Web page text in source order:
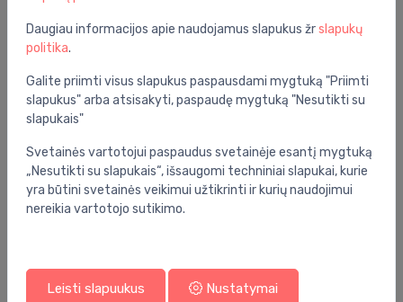
SafeStop – apsauga nuo per karšto vandens
(ribojama iki 38 °C)
QuickClean – lengvas kalkių nuosėdų pašalinimas
įbrėžimams ir lengvai valomas
Grupė: vonios kambarys
Spalva: chromas
Specifikacija
Daugiau informacijos apie naudojamus slapukus žrslapukų
politika.
Galite priimti visus slapukus paspausdami mygtuką "Priimti
slapukus" arba atsisakyti, paspaudę mygtuką "Nesutikti su
slapukais"
Svetainės vartotojui paspaudus svetainėje esantį mygtuką
„Nesutikti su slapukais“, išsaugomi techniniai slapukai, kurie
yra būtini svetainės veikimui užtikrinti ir kurių naudojimui
nereikia vartotojo sutikimo.
Leisti slapuukus Nustatymai